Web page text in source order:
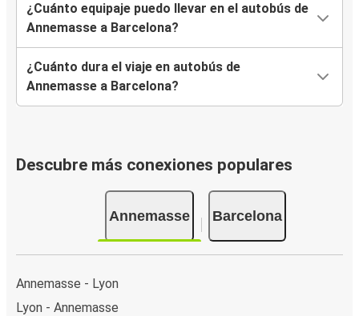
¿Cuánto equipaje puedo llevar en el autobús de
Annemasse a Barcelona?
¿Cuánto dura el viaje en autobús de
Annemasse a Barcelona?
Descubre más conexiones populares
Annemasse Barcelona
Annemasse - Lyon
Lyon - Annemasse